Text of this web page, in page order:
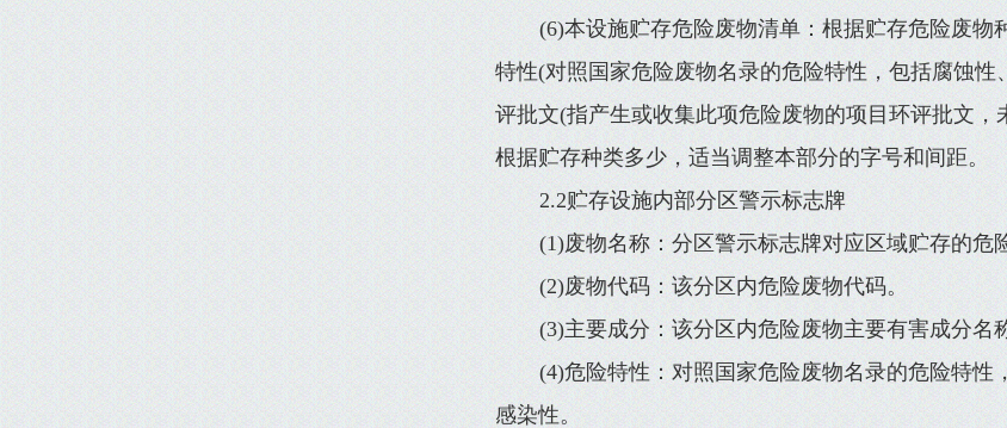
(6)本设施贮存危险废物清单：根据贮存危险废
特性(对照国家危险废物名录的危险特性，包括腐蚀
评批文(指产生或收集此项危险废物的项目环评批文，
根据贮存种类多少，适当调整本部分的字号和间距。
2.2贮存设施内部分区警示标志牌
(1)废物名称：分区警示标志牌对应区域贮存的危
(2)废物代码：该分区内危险废物代码。
(3)主要成分：该分区内危险废物主要有害成分名
(4)危险特性：对照国家危险废物名录的危险特性
感染性。